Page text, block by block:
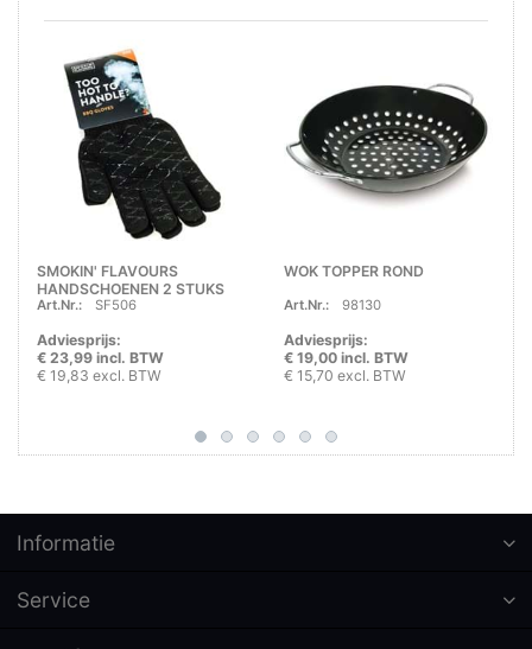
SMOKIN' FLAVOURS
HANDSCHOENEN 2 STUKS
Art.Nr.: SF506
Adviesprijs:
€ 23,99 incl. BTW
€ 19,83 excl. BTW
WOK TOPPER ROND
Art.Nr.: 98130
Adviesprijs:
€ 19,00 incl. BTW
€ 15,70 excl. BTW
Informatie
Service